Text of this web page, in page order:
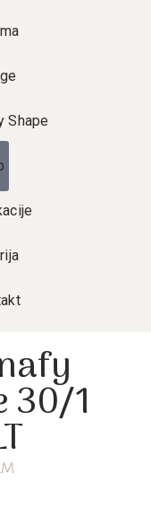
Shape
30/1